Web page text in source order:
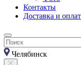
Контакты
Доставка и
Челябинск